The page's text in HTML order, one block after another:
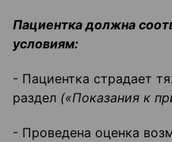
Пациентка должна
условиям:
- Пациентка страдает
раздел («Показания к
- Проведена оценка